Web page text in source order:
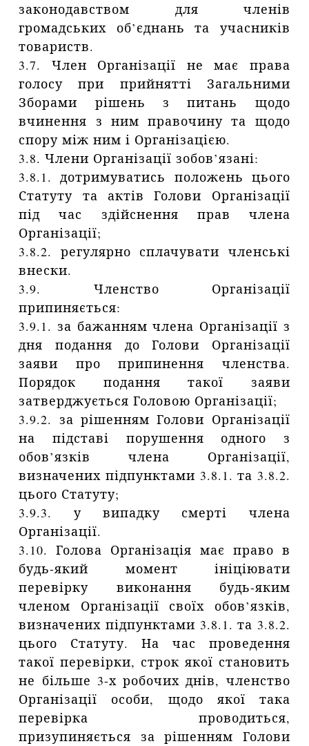
законодавством для членів
громадських об’єднань та учасників
товариств.
3.7. Член Організації не має права
голосу при прийнятті Загальними
Зборами рішень з питань щодо
вчинення з ним правочину та щодо
спору між ним і Організацією.
3.8. Члени Організації зобов’язані:
3.8.1. дотримуватись положень цього
Статуту та актів Голови Організації
під час здійснення прав члена
Організації;
3.8.2. регулярно сплачувати членські
внески.
3.9. Членство Організації
припиняється:
3.9.1. за бажанням члена Організації з
дня подання до Голови Організації
заяви про припинення членства.
Порядок подання такої заяви
затверджується Головою Організації;
3.9.2. за рішенням Голови Організації
на підставі порушення одного з
обов’язків члена Організації,
визначених підпунктами 3.8.1. та 3.8.2.
цього Статуту;
3.9.3. у випадку смерті члена
Організації.
3.10. Голова Організація має право в
будь-який момент ініціювати
перевірку виконання будь-яким
членом Організації своїх обов’язків,
визначених підпунктами 3.8.1. та 3.8.2.
цього Статуту. На час проведення
такої перевірки, строк якої становить
не більше 3-х робочих днів, членство
Організації особи, щодо якої така
перевірка проводиться,
призупиняється за рішенням Голови